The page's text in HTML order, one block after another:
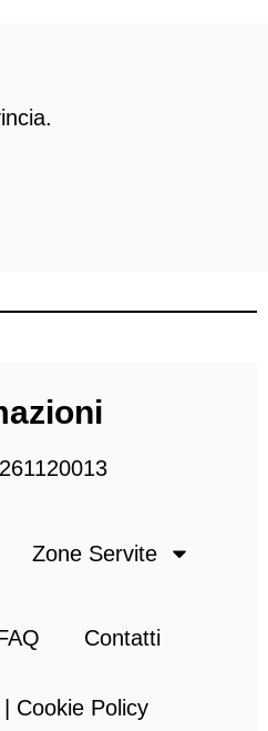
Zone Servite
Contatti
Cookie Policy